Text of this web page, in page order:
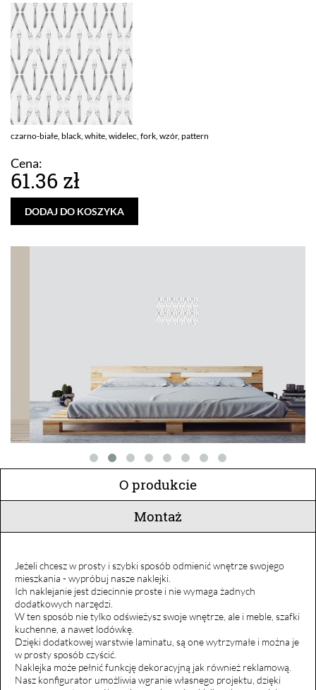
czarno-białe, black, white, widelec, fork, wzór, pattern
Cena:
61.36 zł
DODAJ DO KOSZYKA
O produkcie
Montaż
Jeżeli chcesz w prosty i szybki sposób odmienić wnętrze swojego
mieszkania - wypróbuj nasze naklejki.
Ich naklejanie jest dziecinnie proste i nie wymaga żadnych
dodatkowych narzędzi.
W ten sposób nie tylko odświeżysz swoje wnętrze, ale i meble, szafki
kuchenne, a nawet lodówkę.
Dzięki dodatkowej warstwie laminatu, są one wytrzymałe i można je
w prosty sposób czyścić.
Naklejka może pełnić funkcję dekoracyjną jak również reklamową.
Nasz konfigurator umożliwia wgranie własnego projektu, dzięki